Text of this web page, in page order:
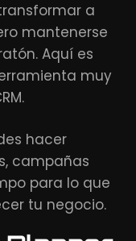
a
mantenerse
Aquí es
muy
hacer
campañas
para lo que
tu negocio.